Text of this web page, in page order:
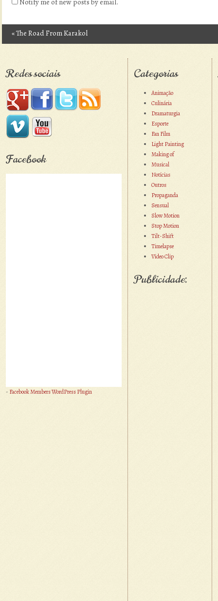
Notify me of new posts by email.
Post navigation
«The Road From Karakol
Redes sociais
Facebook
- Facebook Members WordPress Plugin
Categorias
Animação
Culinária
Dramaturgia
Esporte
Fan Film
Light Painting
Making of
Musical
Notícias
Outros
Propaganda
Sensual
Slow Motion
Stop Motion
Tilt-Shift
Timelapse
Vídeo Clip
Publicidade: